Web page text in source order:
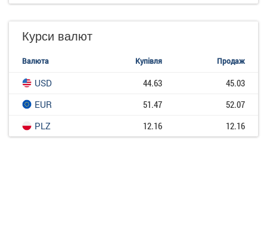
Курси валют
Валюта Купівля Продаж
USD 44.63
45.03
EUR
51.47
52.07
PLZ
12.16 12.16